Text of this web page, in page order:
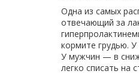
Одна из самых
отвечающий за
кормите грудью.
У мужчин — в
легко списать на